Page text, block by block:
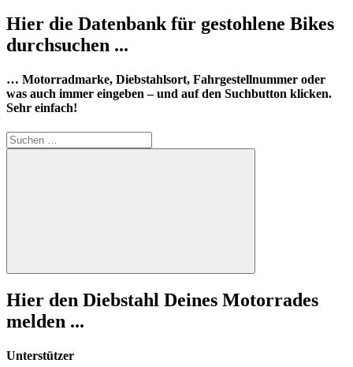
Hier die Datenbank für gestohlene Bikes
durchsuchen ...
… Motorradmarke, Diebstahlsort, Fahrgestellnummer oder
was auch immer eingeben – und auf den Suchbutton klicken.
Sehr einfach!
Suchen
nach:
Suchen
Hier den Diebstahl Deines Motorrades
melden ...
Unterstützer